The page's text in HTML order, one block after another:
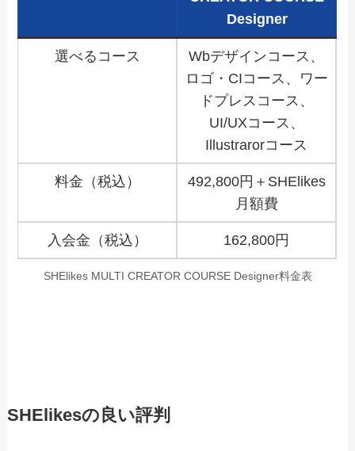
Designer
選べるコース
Wbデザインコース、
ロゴ・CIコース、ワー
ドプレスコース、
UI/UXコース、
Illustrarorコース
料金（税込）
492,800円＋SHElikes
月額費
入会金（税込） 162,800円
SHElikes MULTI CREATOR COURSE Designer料金表
SHElikesの良い評判